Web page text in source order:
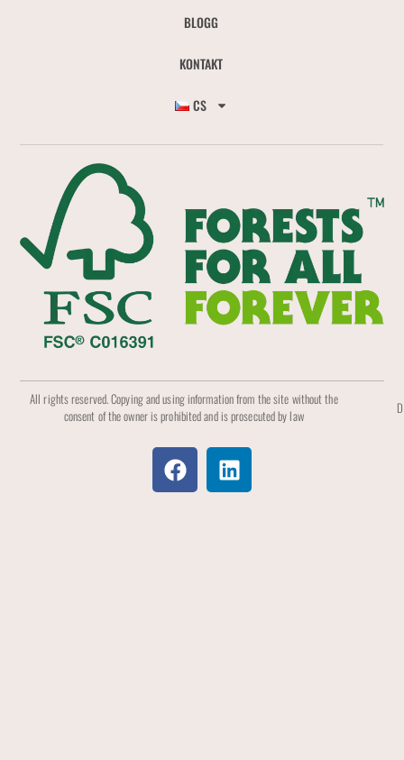
BLOGG
KONTAKT
CS
All rights reserved. Copying and using information from the site without the
consent of the owner is prohibited and is prosecuted by law